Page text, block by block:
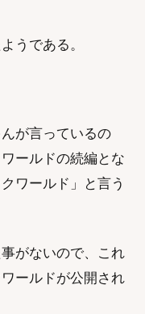
うである。
が言っているの
ールドの続編とな
ワールド」と言う
がないので、これ
ールドが公開され